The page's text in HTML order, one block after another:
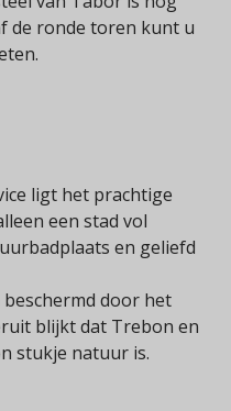
de ronde toren kunt u
ligt het prachtige
een stad vol
en geliefd
door het
blijkt dat Trebon en
stukje natuur is.